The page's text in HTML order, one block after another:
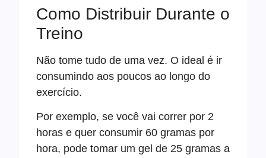
Como Distribuir Durante o
Treino
Não tome tudo de uma vez. O ideal é ir
consumindo aos poucos ao longo do
exercício.
Por exemplo, se você vai correr por 2
horas e quer consumir 60 gramas por
hora, pode tomar um gel de 25 gramas a